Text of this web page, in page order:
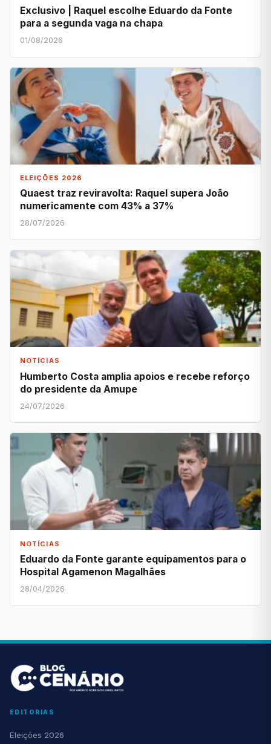
Exclusivo | Raquel escolhe Eduardo da Fonte
para a segunda vaga na chapa
01/08/2026
ELEIÇÕES 2026
Quaest traz reviravolta: Raquel supera João
numericamente com 43% a 37%
28/07/2026
NOTÍCIAS
Humberto Costa amplia apoios e recebe reforço
do presidente da Amupe
24/07/2026
NOTÍCIAS
Eduardo da Fonte garante equipamentos para o
Hospital Agamenon Magalhães
28/04/2026
EDITORIAS
Eleições 2026